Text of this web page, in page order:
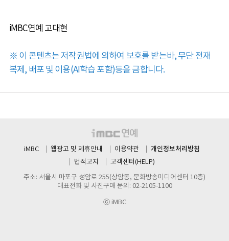
iMBC연예 고대현
※ 이 콘텐츠는 저작권법에 의하여 보호를 받는바, 무단 전재
복제, 배포 및 이용(AI학습 포함)등을 금합니다.
iMBC 웹광고 및 제휴안내 이용약관 개인정보처리방침
법적고지
고객센터(HELP)
주소: 서울시 마포구 성암로 255(상암동, 문화방송미디어센터 10층)
대표전화 및 사진구매 문의: 02-2105-1100
ⓒ iMBC